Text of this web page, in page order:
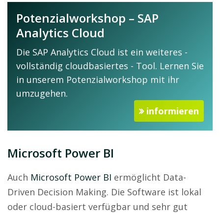
Potenzialworkshop – SAP
Analytics Cloud
Die SAP Analytics Cloud ist ein weiteres -
vollständig cloudbasiertes - Tool. Lernen Sie
in unserem Potenzialworkshop mit ihr
umzugehen.
informieren
Microsoft Power BI
Auch Microsoft Power BI ermöglicht Data-
Driven Decision Making. Die Software ist lokal
oder cloud-basiert verfügbar und sehr gut